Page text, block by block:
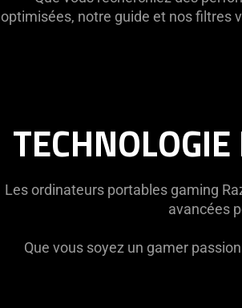
optimisées, notre guide et nos filtres
Les ordinateurs portables gaming
avancées
Que vous soyez un gamer